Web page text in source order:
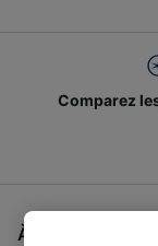
Comparez
À la recherche